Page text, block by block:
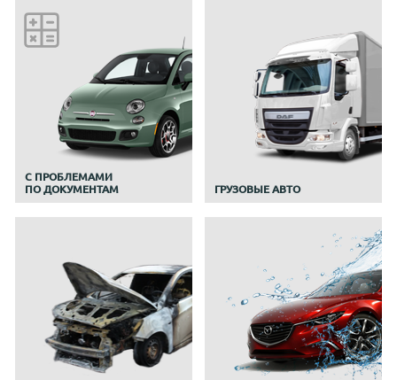
C ПРОБЛЕМАМИ
ПО ДОКУМЕНТАМ
ГРУЗОВЫЕ АВТО